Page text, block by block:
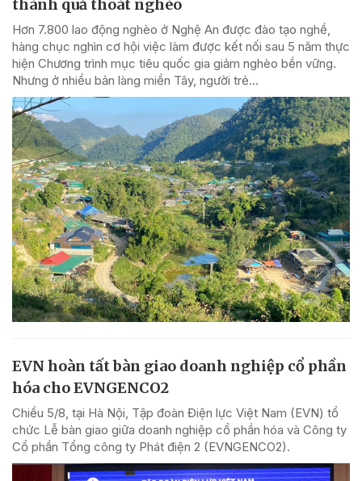
thành quả thoát nghèo
Hơn 7.800 lao động nghèo ở Nghệ An được đào tạo nghề,
hàng chục nghìn cơ hội việc làm được kết nối sau 5 năm thực
hiện Chương trình mục tiêu quốc gia giảm nghèo bền vững.
Nhưng ở nhiều bản làng miền Tây, người trẻ...
EVN hoàn tất bàn giao doanh nghiệp cổ phần
hóa cho EVNGENCO2
Chiều 5/8, tại Hà Nội, Tập đoàn Điện lực Việt Nam (EVN) tổ
chức Lễ bàn giao giữa doanh nghiệp cổ phần hóa và Công ty
Cổ phần Tổng công ty Phát điện 2 (EVNGENCO2).